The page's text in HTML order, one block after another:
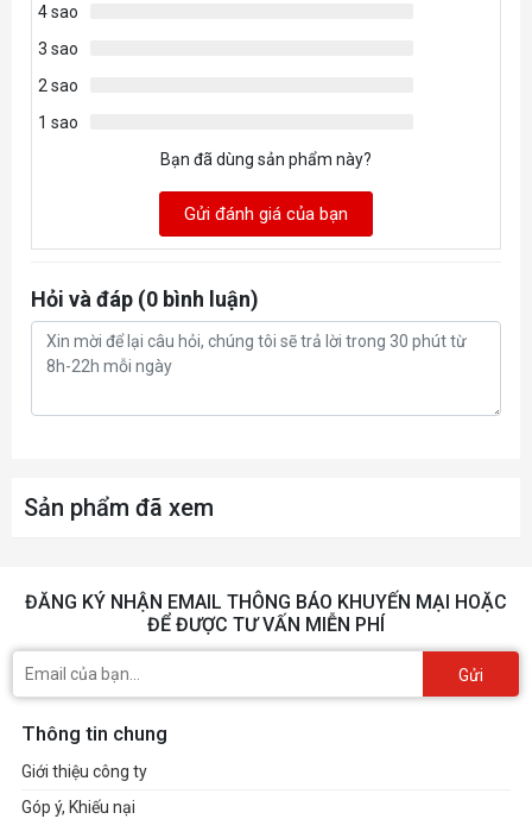
4 sao
3 sao
2 sao
1 sao
Bạn đã dùng sản phẩm này?
Gửi đánh giá của bạn
Hỏi và đáp (0 bình luận)
Sản phẩm đã xem
ĐĂNG KÝ NHẬN EMAIL THÔNG BÁO KHUYẾN MẠI HOẶC
ĐỂ ĐƯỢC TƯ VẤN MIỄN PHÍ
Gửi
Thông tin chung
Giới thiệu công ty
Góp ý, Khiếu nại